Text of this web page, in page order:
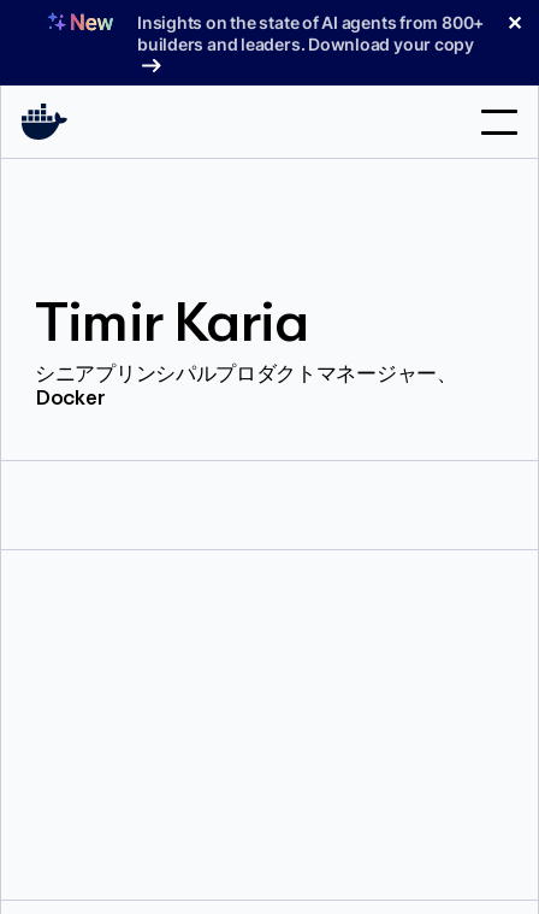
へ
Insights on the state of AI agents from 800+
builders and leaders. Download your copy
✕
料金プラン
ブログ
Timir Karia
シニアプリンシパルプロダクトマネージャー、
Docker